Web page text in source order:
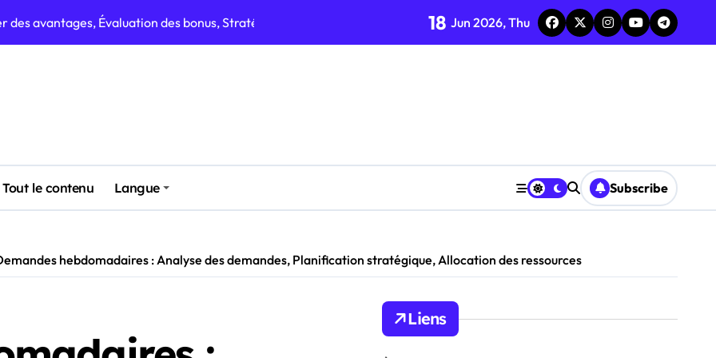
Fréquence de réclamation, Types de bonus
: Récompenses à durée limitée, Optimisation des prix, Analyse des demandes
Allocation des ressources, Stratégies de récompense
18 Jun 2026, Thu
Tout le contenu Langue Subscribe
hebdomadaires : Analyse des demandes, Planification stratégique, Allocation des ressources
Liens